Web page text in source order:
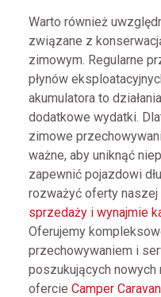
Warto również
związane z
zimowym. Regularne
płynów
akumulatora to
dodatkowe wydatki.
zimowe
ważne, aby uniknąć
zapewnić pojazdowi
rozważyć oferty
sprzedaży i wynajmie
Oferujemy
przechowywaniem i
poszukujących
ofercie Camper